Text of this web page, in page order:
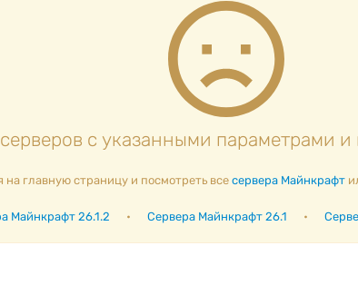
с указанными параметрами и
на главную страницу и посмотреть все сервера Майнкрафт
Майнкрафт 26.1.2 • Сервера Майнкрафт 26.1 •